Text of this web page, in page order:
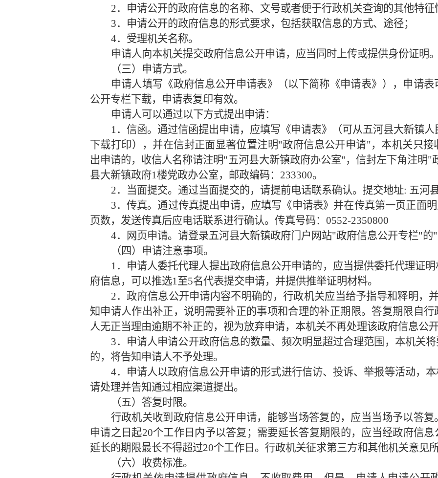
2．申请公开的政府信息的名称、文号或者便于行政机关查询的其他特征
3．申请公开的政府信息的形式要求，包括获取信息的方式、途径；
4．受理机关名称。
申请人向本机关提交政府信息公开申请，应当同时上传或提供身份证明。
（三）申请方式。
申请人填写《政府信息公开申请表》（以下简称《申请表》），申请
公开专栏下载，申请表复印有效。
申请人可以通过以下方式提出申请：
1．信函。通过信函提出申请，应填写《申请表》（可从五河县大新镇
下载打印），并在信封正面显著位置注明"政府信息公开申请"，本机关只接
出申请的，收信人名称请注明"五河县大新镇政府办公室"，信封左下角注明
县大新镇政府1楼党政办公室，邮政编码：233300。
2．当面提交。通过当面提交的，请提前电话联系确认。提交地址: 五河
3．传真。通过传真提出申请，应填写《申请表》并在传真第一页正面
页数，发送传真后应电话联系进行确认。传真号码：0552-2350800
4．网页申请。请登录五河县大新镇政府门户网站"政府信息公开专栏"的
（四）申请注意事项。
1．申请人委托代理人提出政府信息公开申请的，应当提供委托代理证
府信息，可以推选1至5名代表提交申请，并提供推举证明材料。
2．政府信息公开申请内容不明确的，行政机关应当给予指导和释明，
知申请人作出补正，说明需要补正的事项和合理的补正期限。答复期限自
人无正当理由逾期不补正的，视为放弃申请，本机关不再处理该政府信息公开
3．申请人申请公开政府信息的数量、频次明显超过合理范围，本机关
的，将告知申请人不予处理。
4．申请人以政府信息公开申请的形式进行信访、投诉、举报等活动，
请处理并告知通过相应渠道提出。
（五）答复时限。
行政机关收到政府信息公开申请，能够当场答复的，应当当场予以答
申请之日起20个工作日内予以答复；需要延长答复期限的，应当经政府信息
延长的期限最长不得超过20个工作日。行政机关征求第三方和其他机关意见
（六）收费标准。